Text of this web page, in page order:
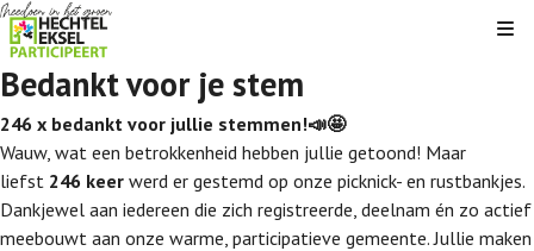
Bedankt voor je stem
246 x bedankt voor jullie stemmen!📣🤩
Wauw, wat een betrokkenheid hebben jullie getoond! Maar
liefst 246 keer werd er gestemd op onze picknick- en rustbankjes.
Dankjewel aan iedereen die zich registreerde, deelnam én zo actief
meebouwt aan onze warme, participatieve gemeente. Jullie maken